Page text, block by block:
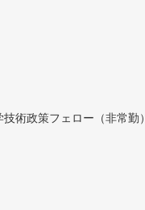
術政策フェロー（非常勤）